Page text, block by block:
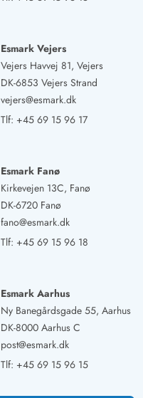
Esmark Vejers
Vejers Havvej 81, Vejers
DK-6853 Vejers Strand
vejers@esmark.dk
Tlf: +45 69 15 96 17
Esmark Fanø
Kirkevejen 13C, Fanø
DK-6720 Fanø
fano@esmark.dk
Tlf: +45 69 15 96 18
Esmark Aarhus
Ny Banegårdsgade 55, Aarhus
DK-8000 Aarhus C
post@esmark.dk
Tlf: +45 69 15 96 15